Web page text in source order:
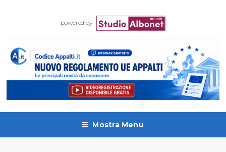
powered by
Mostra Menu